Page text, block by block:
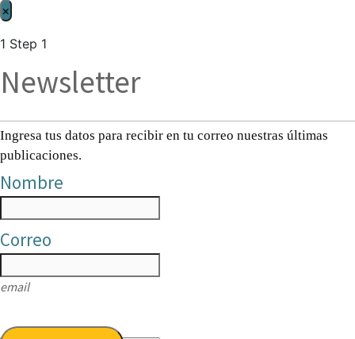
×
1 Step 1
Newsletter
Ingresa tus datos para recibir en tu correo nuestras últimas
publicaciones.
Nombre
Correo
email